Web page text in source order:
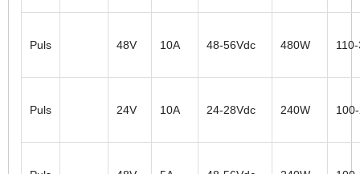
Puls 48V 10A 48-56Vdc 480W
Puls 24V 10A 24-28Vdc 240W